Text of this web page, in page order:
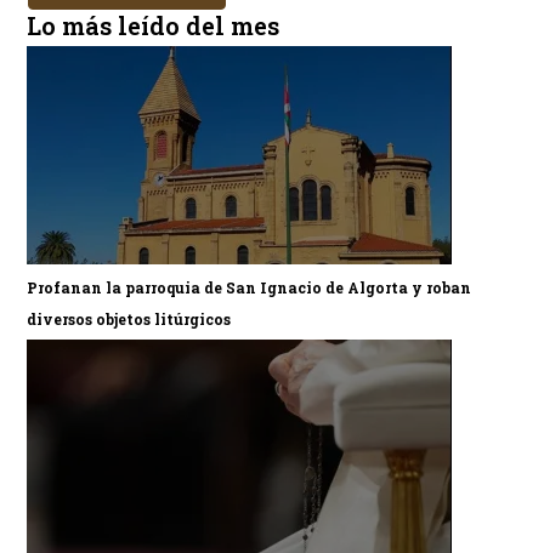
Lo más leído del mes
Profanan la parroquia de San Ignacio de Algorta y roban
diversos objetos litúrgicos